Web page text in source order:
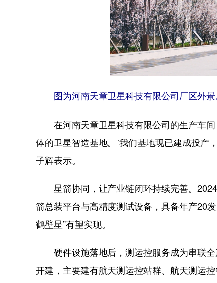
图为河南天章卫星科技有限公司厂区外景
在河南天章卫星科技有限公司的生产车间
体的卫星智造基地。“我们基地现已建成投产
子辉表示。
星箭协同，让产业链闭环持续完善。2024
箭总装平台与高精度测试设备，具备年产20
鹤壁星”有望实现。
硬件设施落地后，测运控服务成为串联全
开建，主要建有航天测运控站群、航天测运